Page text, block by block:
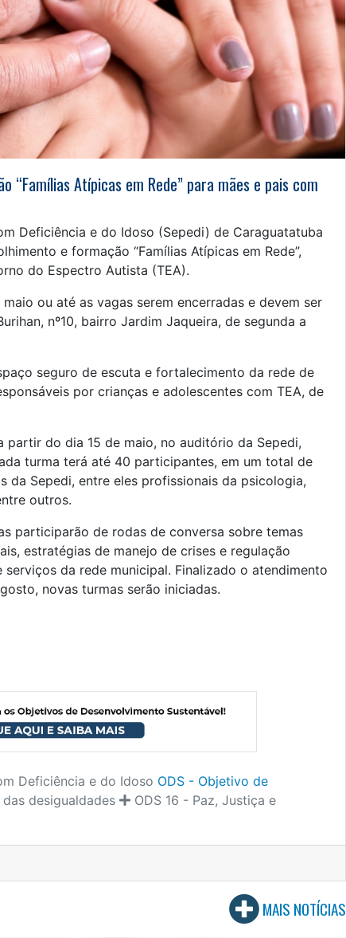
“Famílias Atípicas em Rede” para mães e pais com
Deficiência e do Idoso (Sepedi) de Caraguatatuba
e formação “Famílias Atípicas em Rede”,
do Espectro Autista (TEA).
ou até as vagas serem encerradas e devem ser
nº10, bairro Jardim Jaqueira, de segunda a
seguro de escuta e fortalecimento da rede de
por crianças e adolescentes com TEA, de
partir do dia 15 de maio, no auditório da Sepedi,
turma terá até 40 participantes, em um total de
da Sepedi, entre eles profissionais da psicologia,
outros.
participarão de rodas de conversa sobre temas
estratégias de manejo de crises e regulação
da rede municipal. Finalizado o atendimento
novas turmas serão iniciadas.
Deficiência e do Idoso ODS - Objetivo de
desigualdades
ODS 16 - Paz, Justiça e
MAIS NOTÍCIAS